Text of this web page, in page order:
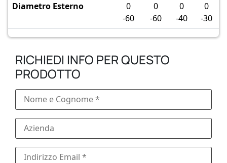
Diametro Esterno
0
-60
0
-60
0
-40
0
-30
RICHIEDI INFO PER QUESTO
PRODOTTO